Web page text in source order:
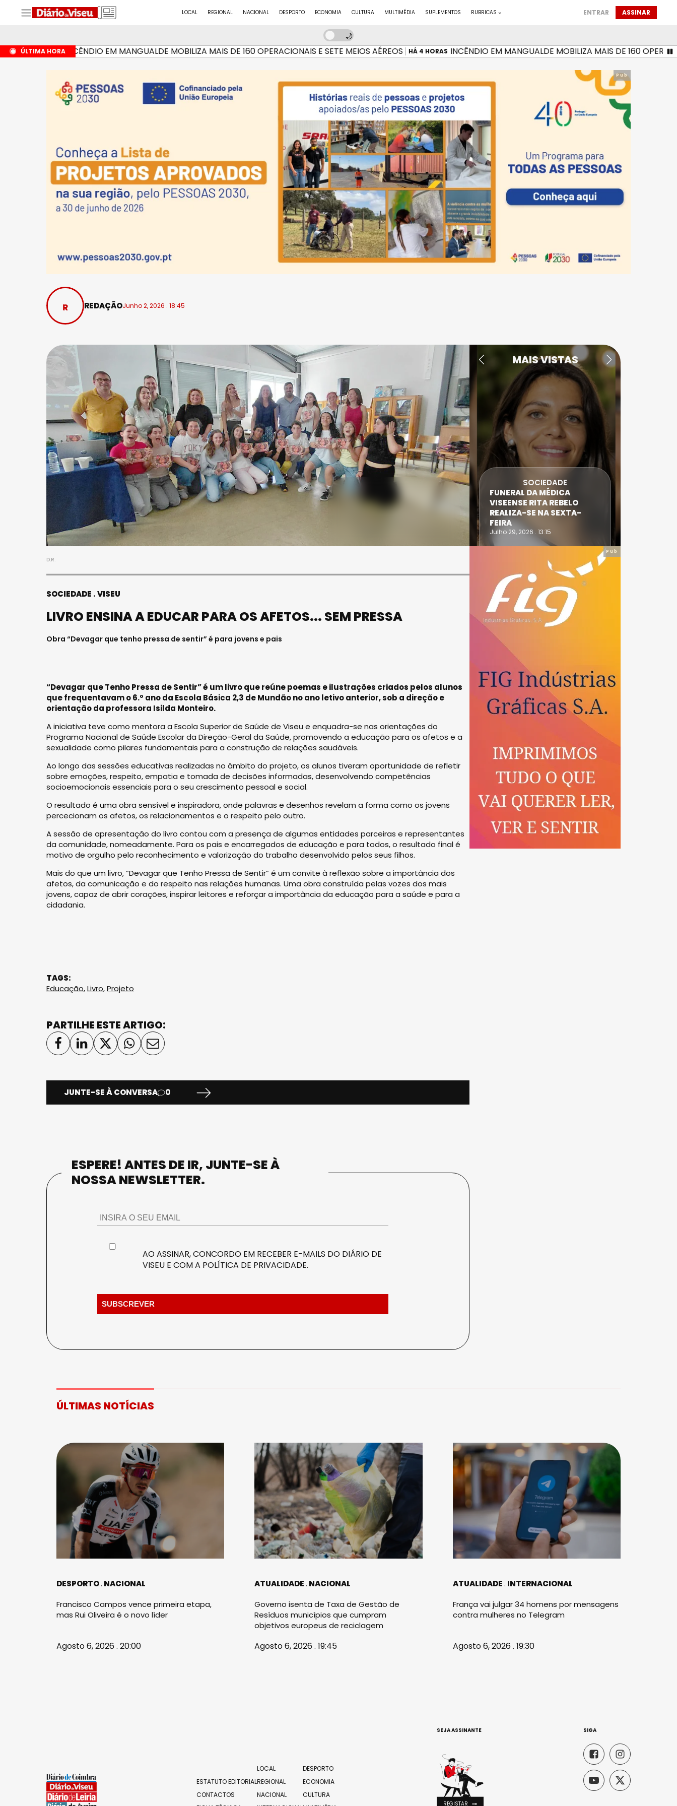
LOCAL REGIONAL NACIONAL DESPORTO ECONOMIA CULTURA MULTIMÉDIA SUPLEMENTOS RUBRICAS ENTRAR ASSINAR
ÚLTIMA HORA
HÁ 4 HORAS INCÊNDIO EM MANGUALDE MOBILIZA MAIS DE 160 OPERACIONAIS E SETE MEIOS AÉREOS HÁ 4 HORAS INCÊNDIO EM MANGUALDE MOBILIZA MAIS DE 160
Pub
REDAÇÃOJunho 2, 2026 . 18:45
D.R.
SOCIEDADE VISEU
LIVRO ENSINA A EDUCAR PARA OS AFETOS... SEM PRESSA
Obra “Devagar que tenho pressa de sentir” é para jovens e pais
“Devagar que Tenho Pressa de Sentir” é um livro que reúne poemas e ilustrações criados pelos alunos
que frequentavam o 6.º ano da Escola Básica 2,3 de Mundão no ano letivo anterior, sob a direção e
orientação da professora Isilda Monteiro.
A iniciativa teve como mentora a Escola Superior de Saúde de Viseu e enquadra-se nas orientações do
Programa Nacional de Saúde Escolar da Direção-Geral da Saúde, promovendo a educação para os afetos e a
sexualidade como pilares fundamentais para a construção de relações saudáveis.
Ao longo das sessões educativas realizadas no âmbito do projeto, os alunos tiveram oportunidade de refletir
sobre emoções, respeito, empatia e tomada de decisões informadas, desenvolvendo competências
socioemocionais essenciais para o seu crescimento pessoal e social.
O resultado é uma obra sensível e inspiradora, onde palavras e desenhos revelam a forma como os jovens
percecionam os afetos, os relacionamentos e o respeito pelo outro.
A sessão de apresentação do livro contou com a presença de algumas entidades parceiras e representantes
da comunidade, nomeadamente. Para os pais e encarregados de educação e para todos, o resultado final é
motivo de orgulho pelo reconhecimento e valorização do trabalho desenvolvido pelos seus filhos.
Mais do que um livro, “Devagar que Tenho Pressa de Sentir” é um convite à reflexão sobre a importância dos
afetos, da comunicação e do respeito nas relações humanas. Uma obra construída pelas vozes dos mais
jovens, capaz de abrir corações, inspirar leitores e reforçar a importância da educação para a saúde e para a
cidadania.
TAGS:
Educação,Livro,Projeto
PARTILHE ESTE ARTIGO:
JUNTE-SE À CONVERSA 0
ESPERE! ANTES DE IR, JUNTE-SE À
NOSSA NEWSLETTER.
AO ASSINAR, CONCORDO EM RECEBER E-MAILS DO DIÁRIO DE
VISEU E COM A POLÍTICA DE PRIVACIDADE.
MAIS VISTAS
FALECEU PAULA ALMEIDA,
JOVEM ENFERMEIRA NO
SOCIEDADE
FUNERAL DA MÉDICA
VISEENSE RITA REBELO
REALIZA-SE NA SEXTA-
FEIRA
Julho 29, 2026 . 13:15
Pub
ÚLTIMAS NOTÍCIAS
DESPORTO NACIONAL
Francisco Campos vence primeira etapa,
mas Rui Oliveira é o novo líder
Agosto 6, 2026 . 20:00
ATUALIDADE NACIONAL
Governo isenta de Taxa de Gestão de
Resíduos municípios que cumpram
objetivos europeus de reciclagem
Agosto 6, 2026 . 19:45
ATUALIDADE INTERNACIONAL
França vai julgar 34 homens por mensagens
contra mulheres no Telegram
Agosto 6, 2026 . 19:30
ESTATUTO EDITORIAL
CONTACTOS
LOCAL
REGIONAL
NACIONAL
DESPORTO
ECONOMIA
CULTURA
SEJA ASSINANTE
REGISTAR
SIGA